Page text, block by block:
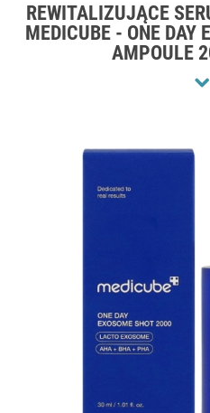
REWITALIZUJĄCE
MEDICUBE - ONE DAY
AMPOULE